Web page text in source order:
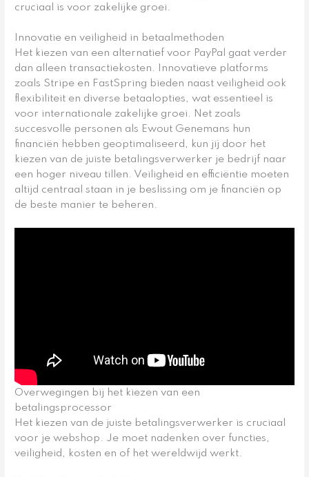
cruciaal is voor zakelijke groei.
Innovatie en veiligheid in betaalmethoden
Het kiezen van een alternatief voor PayPal gaat verder
dan alleen transactiekosten. Innovatieve platforms
zoals Stripe en FastSpring bieden naast veiligheid ook
flexibiliteit en diverse betaalopties, wat essentieel is
voor internationale zakelijke groei. Net zoals
succesvolle personen als Ewout Genemans hun
financiën hebben geoptimaliseerd, kun jij door het
kiezen van de juiste betalingsverwerker je bedrijf naar
een hoger niveau tillen. Veiligheid en efficiëntie moeten
altijd centraal staan in je beslissing om je financiën op
de beste manier te beheren.
Overwegingen bij het kiezen van een
betalingsprocessor
Het kiezen van de juiste betalingsverwerker is cruciaal
voor je webshop. Je moet nadenken over functies,
veiligheid, kosten en of het wereldwijd werkt.